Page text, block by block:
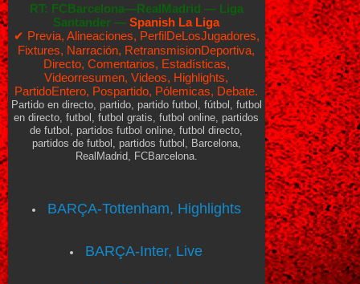
RT: FCBarcelona—RealMadrid — Liga
Santander —Spanish La Liga
✔ Previa, Alineaciones, PerfilDeLosJugadores,
Fixtures, Narración, RetransmisionDeportiva,
Directo, Comentarios, Estadísticas,
Videorresumen, Videos, Highlights,
PartidoEntero, Pospartido, Pólemicas, Debate.
Partido en directo, partido, partido futbol, fútbol, futbol
en directo, futbol, futbol gratis, futbol online, partidos
de futbol, partidos futbol online, futbol directo,
partidos de futbol, partidos futbol, Barcelona,
RealMadrid, FCBarcelona.
BARÇA-Tottenham, Highlights
BARÇA-Inter, Live